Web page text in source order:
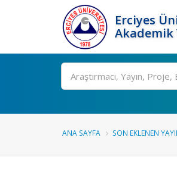
Erciyes
Akademik
Ara
ANA SAYFA SON EKLENEN